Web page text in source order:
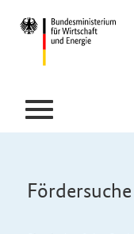
Fördersuche